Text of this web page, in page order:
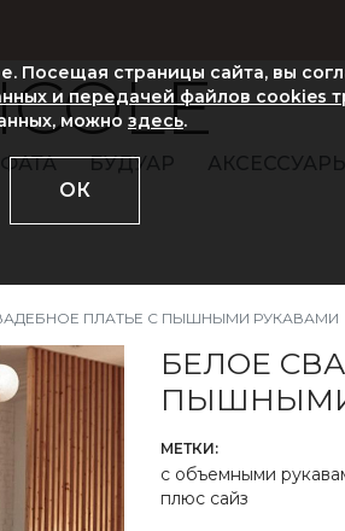
ФАТА БУДУАР
ПЛАТЬЕ С ПЫШНЫМИ РУКАВАМИ
БЕЛОЕ
МЕТКИ:
с объемными
плюс сайз
Посещая страницы сайта, вы
и передачей файлов cookies
можно здесь.
ОК